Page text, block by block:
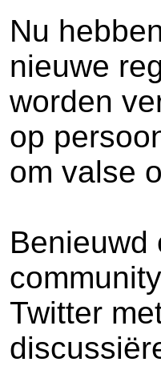
Nu
nieuwe
worden
op
om valse
Benieuwd
Twitter